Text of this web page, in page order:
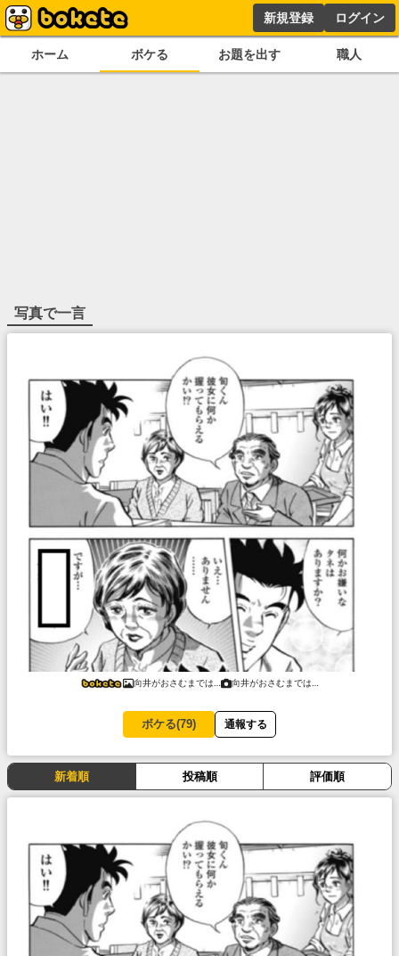
新規登録 ログイン
ホーム ボケる お題を出す 職人
写真で一言
向井がおさむまでは… 向井がおさむまでは…
ボケる(79) 通報する
新着順 投稿順 評価順